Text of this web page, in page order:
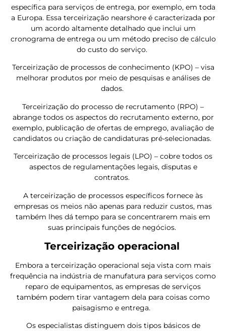
específica para serviços de entrega, por exemplo, em toda
a Europa. Essa terceirização nearshore é caracterizada por
um acordo altamente detalhado que inclui um
cronograma de entrega ou um método preciso de cálculo
do custo do serviço.
Terceirização de processos de conhecimento (KPO) – visa
melhorar produtos por meio de pesquisas e análises de
dados.
Terceirização do processo de recrutamento (RPO) –
abrange todos os aspectos do recrutamento externo, por
exemplo, publicação de ofertas de emprego, avaliação de
candidatos ou criação de candidaturas pré-selecionadas.
Terceirização de processos legais (LPO) – cobre todos os
aspectos de regulamentações legais, disputas e
contratos.
A terceirização de processos específicos fornece às
empresas os meios não apenas para reduzir custos, mas
também lhes dá tempo para se concentrarem mais em
suas principais funções de negócios.
Terceirização operacional
Embora a terceirização operacional seja vista com mais
frequência na indústria de manufatura para serviços como
reparo de equipamentos, as empresas de serviços
também podem tirar vantagem dela para coisas como
paisagismo e entrega.
Os especialistas distinguem dois tipos básicos de